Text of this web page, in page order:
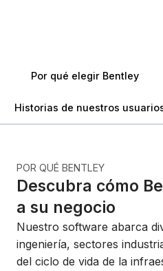
Por qué elegir Bentley
Historias de nuestros
POR QUÉ BENTLEY
Descubra cómo
a su negocio
Nuestro software abarca
ingeniería, sectores
del ciclo de vida de la